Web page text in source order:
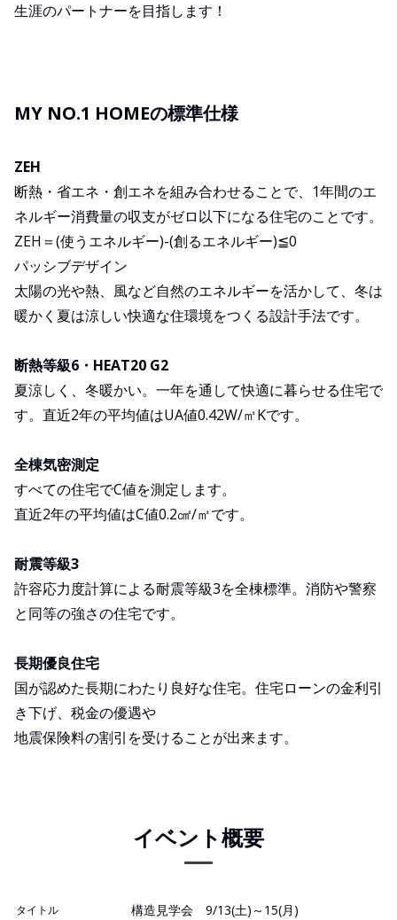
生涯のパートナーを目指します！
MY NO.1 HOMEの標準仕様
ZEH
断熱・省エネ・創エネを組み合わせることで、1年間のエ
ネルギー消費量の収支がゼロ以下になる住宅のことです。
ZEH＝(使うエネルギー)-(創るエネルギー)≦0
パッシブデザイン
太陽の光や熱、風など自然のエネルギーを活かして、冬は
暖かく夏は涼しい快適な住環境をつくる設計手法です。
断熱等級6・HEAT20 G2
夏涼しく、冬暖かい。一年を通して快適に暮らせる住宅で
す。直近2年の平均値はUA値0.42W/㎡Kです。
全棟気密測定
すべての住宅でC値を測定します。
直近2年の平均値はC値0.2㎠/㎡です。
耐震等級3
許容応力度計算による耐震等級3を全棟標準。消防や警察
と同等の強さの住宅です。
長期優良住宅
国が認めた長期にわたり良好な住宅。住宅ローンの金利引
き下げ、税金の優遇や
地震保険料の割引を受けることが出来ます。
イベント概要
タイトル 構造見学会 9/13(土)～15(月)